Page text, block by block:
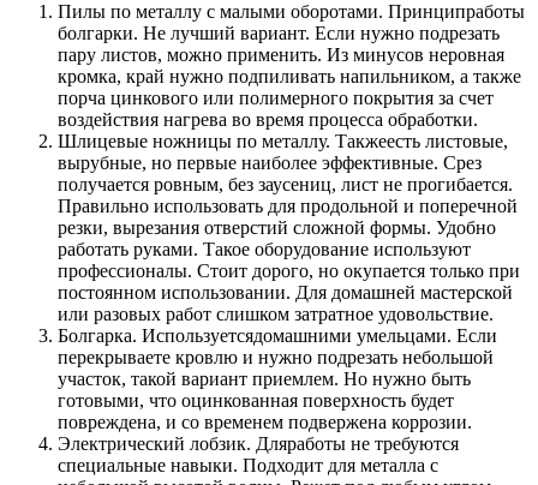
Пилы по металлу с малыми оборотами. Принципработы
болгарки. Не лучший вариант. Если нужно подрезать
пару листов, можно применить. Из минусов неровная
кромка, край нужно подпиливать напильником, а также
порча цинкового или полимерного покрытия за счет
воздействия нагрева во время процесса обработки.
Шлицевые ножницы по металлу. Такжеесть листовые,
вырубные, но первые наиболее эффективные. Срез
получается ровным, без заусениц, лист не прогибается.
Правильно использовать для продольной и поперечной
резки, вырезания отверстий сложной формы. Удобно
работать руками. Такое оборудование используют
профессионалы. Стоит дорого, но окупается только при
постоянном использовании. Для домашней мастерской
или разовых работ слишком затратное удовольствие.
Болгарка. Используетсядомашними умельцами. Если
перекрываете кровлю и нужно подрезать небольшой
участок, такой вариант приемлем. Но нужно быть
готовыми, что оцинкованная поверхность будет
повреждена, и со временем подвержена коррозии.
Электрический лобзик. Дляработы не требуются
специальные навыки. Подходит для металла с